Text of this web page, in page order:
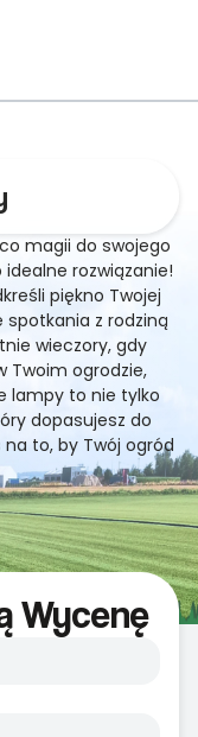
magii do swojego
rozwiązanie!
piękno Twojej
spotkania z rodziną
wieczory, gdy
Twoim ogrodzie,
lampy to nie tylko
dopasujesz do
to, by Twój ogród
Wycenę